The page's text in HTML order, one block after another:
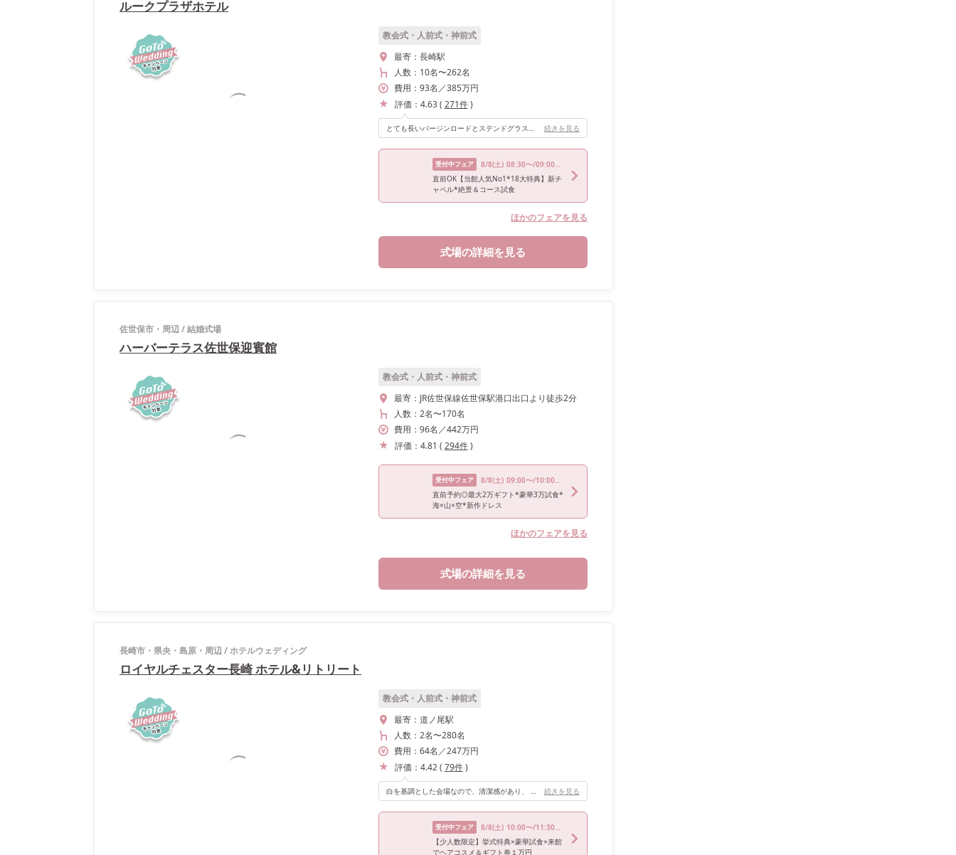
ルークプラザホテル
教会式・人前式・神前式
最寄： 長崎駅
人数： 10名〜262名
費用： 93名 ／385万円
評価： 4.63( 271件)
とても長いバージンロードとステンドグラスが創り出す厳粛な教会挙式。素敵な雰囲気の中、写真をたくさん残す事ができました。ブーケは姉のお手製でドレスに合わせて素敵な私好みのブーケに仕上げてくれました。 続きを見る
受付中フェア 8/8(土) 08:30〜/09:00〜/11:00〜/14:30〜/17:00〜
直前OK【当館人気No1*18大特典】新チ
ャペル*絶景＆コース試食
ほかのフェアを見る
式場の詳細を見る
佐世保市・周辺/結婚式場
ハーバーテラス佐世保迎賓館
教会式・人前式・神前式
最寄： JR佐世保線佐世保駅港口出口より徒歩2分
人数： 2名〜170名
費用： 96名 ／442万円
評価： 4.81 ( 294件)
受付中フェア 8/8(土) 09:00〜/10:00〜/14:00〜/17:00〜/18:00〜
直前予約◎最大2万ギフト*豪華3万試食*
海×山×空*新作ドレス
ほかのフェアを見る
式場の詳細を見る
長崎市・県央・島原・周辺/ホテルウェディング
ロイヤルチェスター長崎 ホテル&リトリート
教会式・人前式・神前式
最寄： 道ノ尾駅
人数： 2名〜280名
費用： 64名 ／247万円
評価： 4.42( 79件)
続きを見る
受付中フェア 8/8(土) 10:00〜/11:30〜/13:00〜/16:00〜
【少人数限定】挙式特典×豪華試食×来館
でヘアコスメ＆ギフト券１万円